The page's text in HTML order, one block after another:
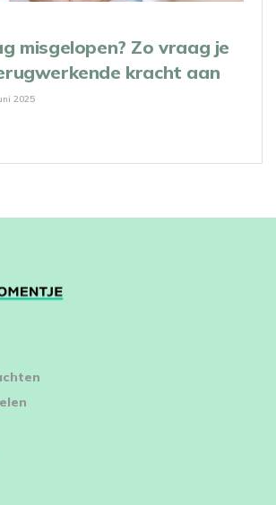
misgelopen? Zo vraag je
kracht aan
2025